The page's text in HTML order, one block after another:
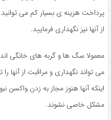
پرداخت هزینه ی بسیار کم می
از آنها نیز نگهداری فرمایید.
معمولا سگ ها و گربه های خانگی
می تواند نگهداری و مراقبت از آنها
اینکه آنها هنوز مجاز به زدن واکسن
مشکل خاصی نشوند.